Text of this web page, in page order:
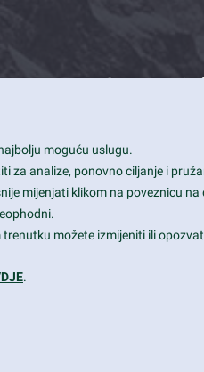
Contact
View, CA 94043
+1 650-253-0000
Daily: 9:00 am -
moguću uslugu.
za analize, ponovno ciljanje i
mijenjati klikom na poveznicu na
možete izmijeniti ili
.